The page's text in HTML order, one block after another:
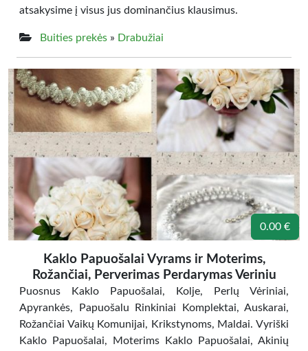
atsakysime į visus jus dominančius klausimus.
Buities prekės » Drabužiai
0.00 €
Kaklo Papuošalai Vyrams ir Moterims,
Rožančiai, Perverimas Perdarymas Veriniu
Puosnus Kaklo Papuošalai, Kolje, Perlų Vėriniai,
Apyrankės, Papuošalu Rinkiniai Komplektai, Auskarai,
Rožančiai Vaikų Komunijai, Krikstynoms, Maldai. Vyriški
Kaklo Papuošalai, Moterims Kaklo Papuošalai, Akinių